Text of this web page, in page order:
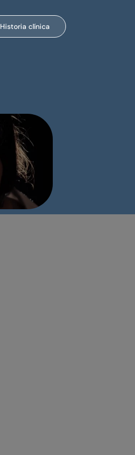
Historia clínica